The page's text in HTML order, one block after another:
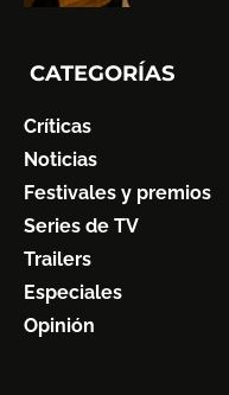
CATEGORÍAS
Críticas
Noticias
Festivales y premios
Series de TV
Trailers
Especiales
Opinión